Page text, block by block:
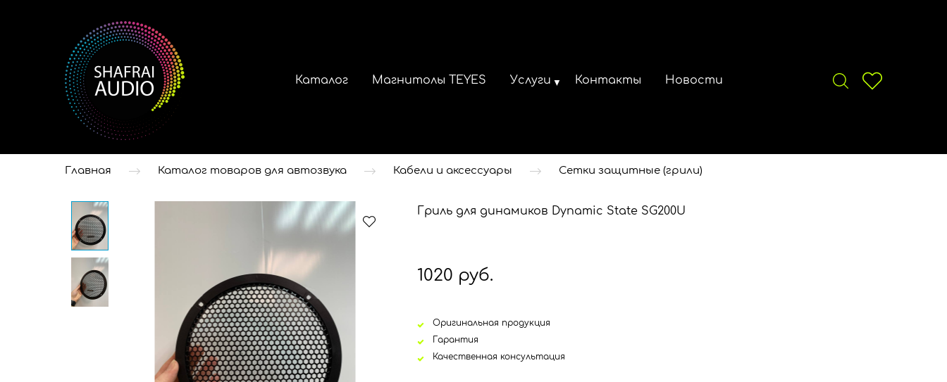
Каталог Магнитолы TEYES Услуги Контакты Новости
Главная Каталог товаров для автозвука Кабели и аксессуары Сетки защитные (грили)
Гриль для динамиков Dynamic State SG200U
1020 руб.
Оригинальная продукция
Гарантия
Качественная консультация